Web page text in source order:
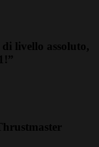
livello assoluto,